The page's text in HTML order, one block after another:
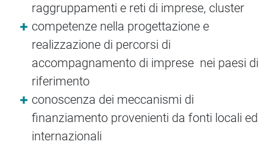
raggruppamenti e reti di imprese, cluster
competenze nella progettazione e
realizzazione di percorsi di
accompagnamento di imprese nei paesi di
riferimento
conoscenza dei meccanismi di
finanziamento provenienti da fonti locali ed
internazionali